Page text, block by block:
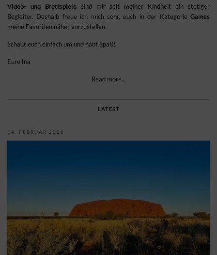
Video- und Brettspielesind mir seit meiner Kindheit ein stetiger
Begleiter. Deshalb freue ich mich sehr, euch in der Kategorie Games
meine Favoriten näher vorzustellen.
Schaut euch einfach um und habt Spaß!
Eure Ina
Read more...
LATEST
14. FEBRUAR 2026